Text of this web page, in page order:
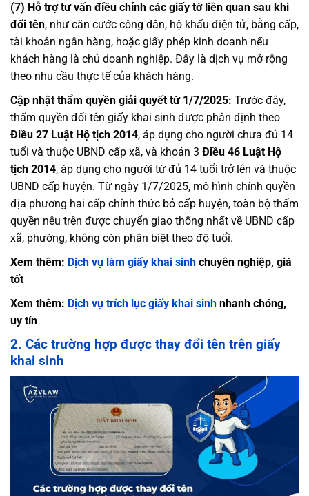
(7) Hỗ trợ tư vấn điều chỉnh các giấy tờ liên quan sau khi
đổi tên, như căn cước công dân, hộ khẩu điện tử, bằng cấp,
tài khoản ngân hàng, hoặc giấy phép kinh doanh nếu
khách hàng là chủ doanh nghiệp. Đây là dịch vụ mở rộng
theo nhu cầu thực tế của khách hàng.
Cập nhật thẩm quyền giải quyết từ 1/7/2025: Trước đây,
thẩm quyền đổi tên giấy khai sinh được phân định theo
Điều 27 Luật Hộ tịch 2014, áp dụng cho người chưa đủ 14
tuổi và thuộc UBND cấp xã, và khoản 3 Điều 46 Luật Hộ
tịch 2014, áp dụng cho người từ đủ 14 tuổi trở lên và thuộc
UBND cấp huyện. Từ ngày 1/7/2025, mô hình chính quyền
địa phương hai cấp chính thức bỏ cấp huyện, toàn bộ thẩm
quyền nêu trên được chuyển giao thống nhất về UBND cấp
xã, phường, không còn phân biệt theo độ tuổi.
Xem thêm: Dịch vụ làm giấy khai sinh chuyên nghiệp, giá
tốt
Xem thêm: Dịch vụ trích lục giấy khai sinh nhanh chóng,
uy tín
2. Các trường hợp được thay đổi tên trên giấy
khai sinh